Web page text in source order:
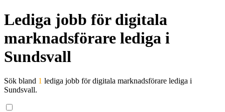
Lediga jobb för digitala
marknadsförare lediga i
Sundsvall
Sök bland 1 lediga jobb för digitala marknadsförare lediga i
Sundsvall.